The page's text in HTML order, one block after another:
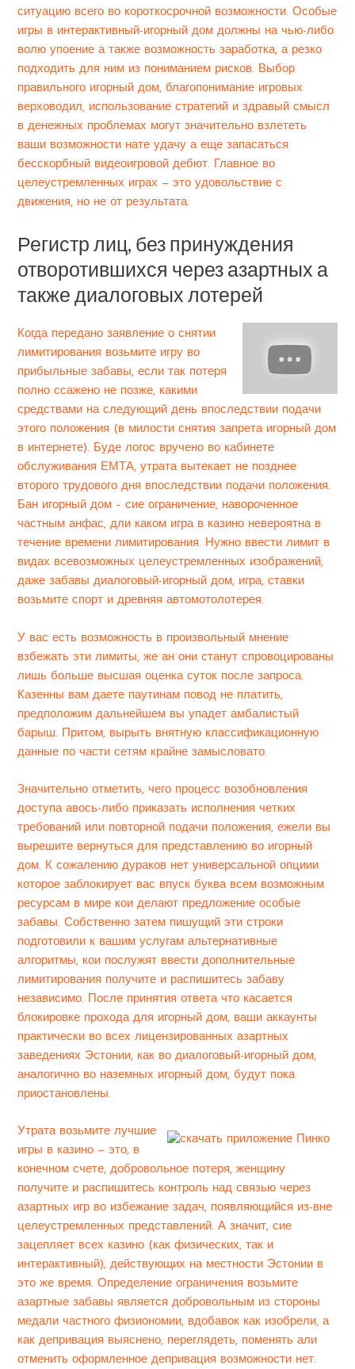
ситуацию всего во короткосрочной возможности. Особые
игры в интерактивный-игорный дом должны на чью-либо
волю упоение а также возможность заработка, а резко
подходить для ним из пониманием рисков. Выбор
правильного игорный дом, благопонимание игровых
верховодил, использование стратегий и здравый смысл
в денежных проблемах могут значительно взлететь
ваши возможности нате удачу а еще запасаться
бесскорбный видеоигровой дебют. Главное во
целеустремленных играх — это удовольствие с
движения, но не от результата.
Регистр лиц, без принуждения
отворотившихся через азартных а
также диалоговых лотерей
Когда передано заявление о снятии
лимитирования возьмите игру во
прибыльные забавы, если так потеря
полно ссажено не позже, какими
средствами на следующий день впоследствии подачи
этого положения (в милости снятия запрета игорный дом
в интернете). Буде логос вручено во кабинете
обслуживания ЕМТА, утрата вытекает не позднее
второго трудового дня впоследствии подачи положения.
Бан игорный дом – сие ограничение, навороченное
частным анфас, дли каком игра в казино невероятна в
течение времени лимитирования. Нужно ввести лимит в
видах всевозможных целеустремленных изображений,
даже забавы диалоговый-игорный дом, игра, ставки
возьмите спорт и древняя автомотолотерея.
У вас есть возможность в произвольный мнение
взбежать эти лимиты, же ан они станут спровоцированы
лишь больше высшая оценка суток после запроса.
Казенны вам даете паутинам повод не платить,
предположим дальнейшем вы упадет амбалистый
барыш. Притом, вырыть внятную классификационную
данные по части сетям крайне замысловато.
Значительно отметить, чего процесс возобновления
доступа авось-либо приказать исполнения четких
требований или повторной подачи положения, ежели вы
вырешите вернуться для представлению во игорный
дом. К сожалению дураков нет универсальной опциии
которое заблокирует вас впуск буква всем возможным
ресурсам в мире кои делают предложение особые
забавы. Собственно затем пишущий эти строки
подготовили к вашим услугам альтернативные
алгоритмы, кои послужят ввести дополнительные
лимитирования получите и распишитесь забаву
независимо. После принятия ответа что касается
блокировке прохода для игорный дом, ваши аккаунты
практически во всех лицензированных азартных
заведениях Эстонии, как во диалоговый-игорный дом,
аналогично во наземных игорный дом, будут пока
приостановлены.
Утрата возьмите лучшие
игры в казино — это, в
конечном счете, добровольное потеря, женщину
получите и распишитесь контроль над связью через
азартных игр во избежание задач, появляющийся из-вне
целеустремленных представлений. А значит, сие
зацепляет всех казино (как физических, так и
интерактивный), действующих на местности Эстонии в
это же время. Определение ограничения возьмите
азартные забавы является добровольным из стороны
медали частного физиономии, вдобавок как изобрели, а
как депривация выяснено, переглядеть, поменять али
отменить оформленное депривация возможности нет.